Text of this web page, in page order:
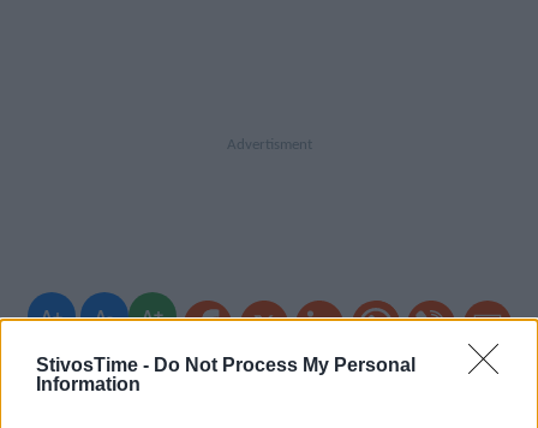
StivosTime - Do Not Process My Personal
Information
A+ A- A±